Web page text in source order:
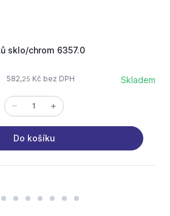
sklo/chrom 6357.0
582,25 Kč bez DPH Skladem
Do košíku